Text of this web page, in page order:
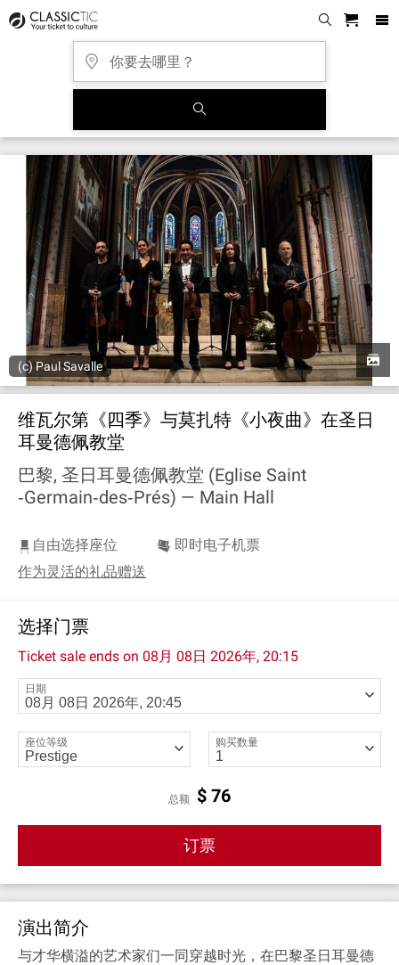
(c) Paul Savalle
维瓦尔第《四季》与莫扎特《小夜曲》在圣日
耳曼德佩教堂
巴黎, 圣日耳曼德佩教堂 (Eglise Saint
‐Germain‐des‐Prés) — Main Hall
自由选择座位
即时电子机票
作为灵活的礼品赠送
选择门票
Ticket sale ends on 08月 08日 2026年, 20:15
日期
座位等级 购买数量
总额 $ 76
订票
演出简介
与才华横溢的艺术家们一同穿越时光，在巴黎圣日耳曼德